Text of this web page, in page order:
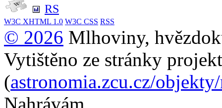
RS
W3C XHTML 1.0 W3C CSS RSS
© 2026 Mlhoviny,
Vytištěno ze stránky
(astronomia.zcu.cz/
Nahrávám...